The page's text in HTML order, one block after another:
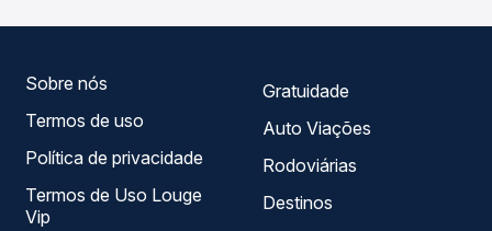
viagem.
Sobre nós
Termos de uso
Política de privacidade
Termos de Uso Louge
Vip
Gratuidade
Auto Viações
Rodoviárias
Destinos